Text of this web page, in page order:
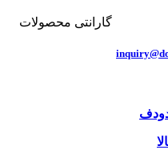
گارانتی محصولات
دودف